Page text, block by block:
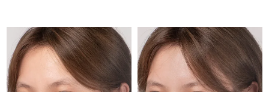
İrlanda
Tahmini teslim tarihi
08/08/2026
Man Adası
Tahmini teslim tarihi
10/08/2026